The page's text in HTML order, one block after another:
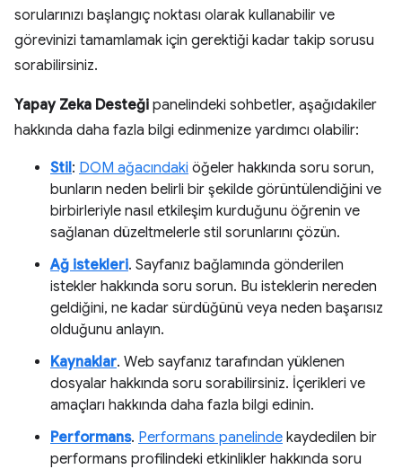
sorularınızı başlangıç noktası olarak kullanabilir ve
görevinizi tamamlamak için gerektiği kadar takip sorusu
sorabilirsiniz.
Yapay Zeka Desteği panelindeki sohbetler, aşağıdakiler
hakkında daha fazla bilgi edinmenize yardımcı olabilir:
Stil: DOM ağacındaki öğeler hakkında soru sorun,
bunların neden belirli bir şekilde görüntülendiğini ve
birbirleriyle nasıl etkileşim kurduğunu öğrenin ve
sağlanan düzeltmelerle stil sorunlarını çözün.
Ağ istekleri. Sayfanız bağlamında gönderilen
istekler hakkında soru sorun. Bu isteklerin nereden
geldiğini, ne kadar sürdüğünü veya neden başarısız
olduğunu anlayın.
Kaynaklar. Web sayfanız tarafından yüklenen
dosyalar hakkında soru sorabilirsiniz. İçerikleri ve
amaçları hakkında daha fazla bilgi edinin.
Performans. Performans panelinde kaydedilen bir
performans profilindeki etkinlikler hakkında soru